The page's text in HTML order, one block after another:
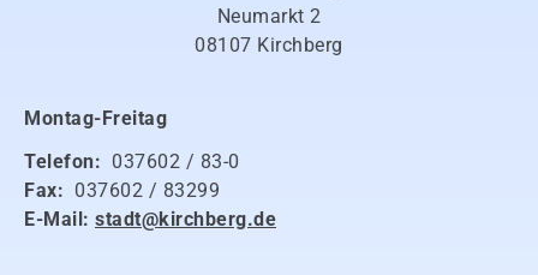
Neumarkt 2
08107 Kirchberg
Montag-Freitag
Telefon: 037602 / 83-0
Fax: 037602 / 83299
E-Mail: stadt@kirchberg.de